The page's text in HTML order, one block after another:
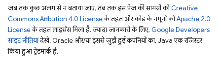
जब तक कुछ अलग से न बताया जाए, तब तक इस पेज की सामग्री कोCreative
Commons Attribution 4.0 Licenseके तहत और कोड के नमूनों कोApache 2.0
Licenseके तहत लाइसेंस मिला है. ज़्यादा जानकारी के लिए, Google Developers
साइट नीतियांदेखें. Oracle और/या इससे जुड़ी हुई कंपनियों का, Java एक रजिस्टर
किया हुआ ट्रेडमार्क है.